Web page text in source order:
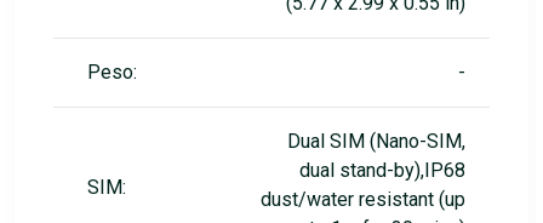
Peso: -
SIM:
Dual SIM (Nano-SIM,
dual stand-by),IP68
dust/water resistant (up